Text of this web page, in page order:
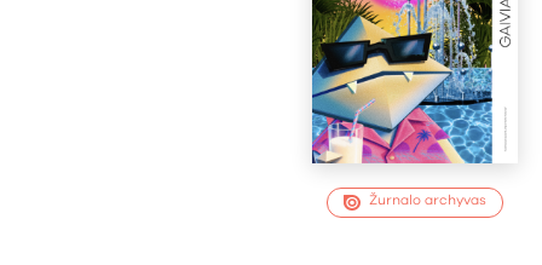
Žurnalo archyvas